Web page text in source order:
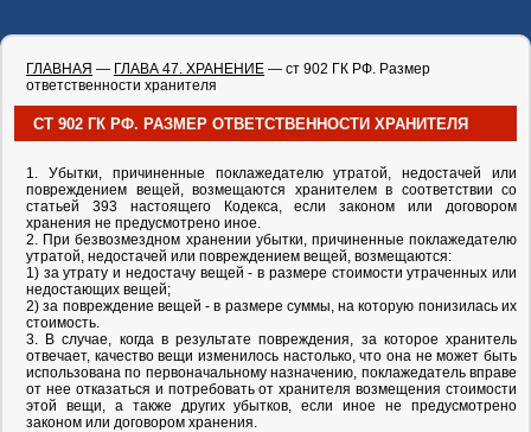
ГЛАВНАЯ — ГЛАВА 47. ХРАНЕНИЕ — ст 902 ГК РФ. Размер
ответственности хранителя
СТ 902 ГК РФ. РАЗМЕР ОТВЕТСТВЕННОСТИ ХРАНИТЕЛЯ
1. Убытки, причиненные поклажедателю утратой, недостачей или
повреждением вещей, возмещаются хранителем в соответствии со
статьей 393 настоящего Кодекса, если законом или договором
хранения не предусмотрено иное.
2. При безвозмездном хранении убытки, причиненные поклажедателю
утратой, недостачей или повреждением вещей, возмещаются:
1) за утрату и недостачу вещей - в размере стоимости утраченных или
недостающих вещей;
2) за повреждение вещей - в размере суммы, на которую понизилась их
стоимость.
3. В случае, когда в результате повреждения, за которое хранитель
отвечает, качество вещи изменилось настолько, что она не может быть
использована по первоначальному назначению, поклажедатель вправе
от нее отказаться и потребовать от хранителя возмещения стоимости
этой вещи, а также других убытков, если иное не предусмотрено
законом или договором хранения.